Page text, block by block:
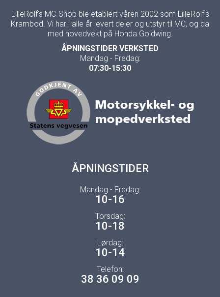
LilleRolf's MC-Shop ble etablert våren 2002 som LilleRolf's
Krambod. Vi har i alle år levert deler og utstyr til MC, og da
med hovedvekt på Honda Goldwing.
ÅPNINGSTIDER VERKSTED
Mandag - Fredag:
07:30-15:30
ÅPNINGSTIDER
Mandag - Fredag:
10-16
Torsdag:
10-18
Lørdag:
10-14
Telefon:
38 36 09 09